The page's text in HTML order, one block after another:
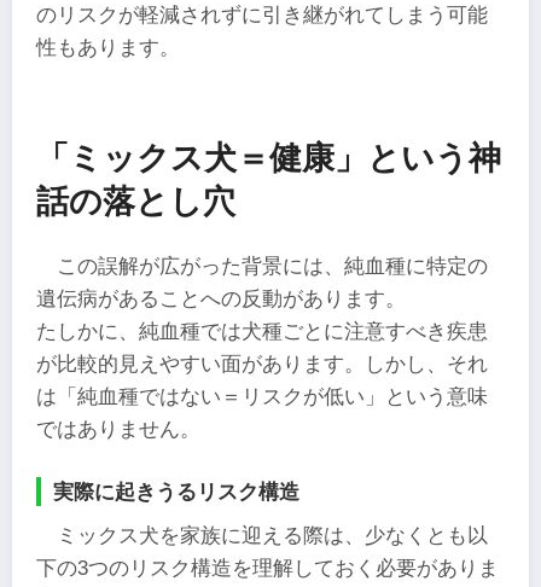
のリスクが軽減されずに引き継がれてしまう可能
性もあります。
「ミックス犬＝健康」という神
話の落とし穴
この誤解が広がった背景には、純血種に特定の
遺伝病があることへの反動があります。
たしかに、純血種では犬種ごとに注意すべき疾患
が比較的見えやすい面があります。しかし、それ
は「純血種ではない＝リスクが低い」という意味
ではありません。
実際に起きうるリスク構造
ミックス犬を家族に迎える際は、少なくとも以
下の3つのリスク構造を理解しておく必要がありま